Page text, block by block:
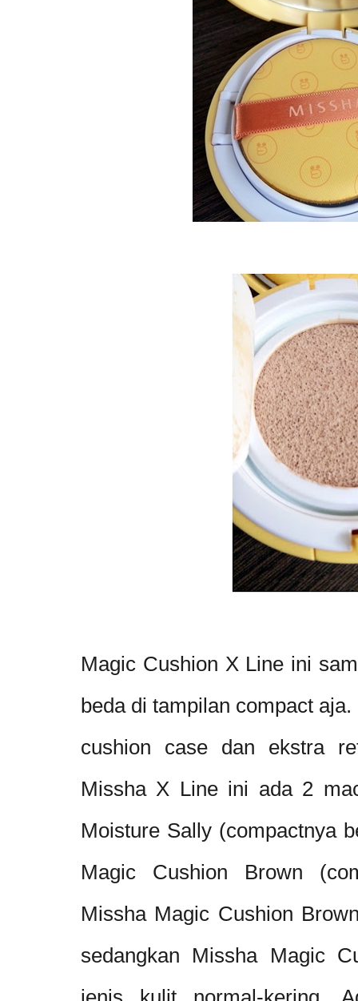
Magic Cushion X Line ini
beda di tampilan compact
cushion case dan ekstra
Missha X Line ini ada 2
Moisture Sally (compactnya
Magic Cushion Brown
Missha Magic Cushion
sedangkan Missha Magic